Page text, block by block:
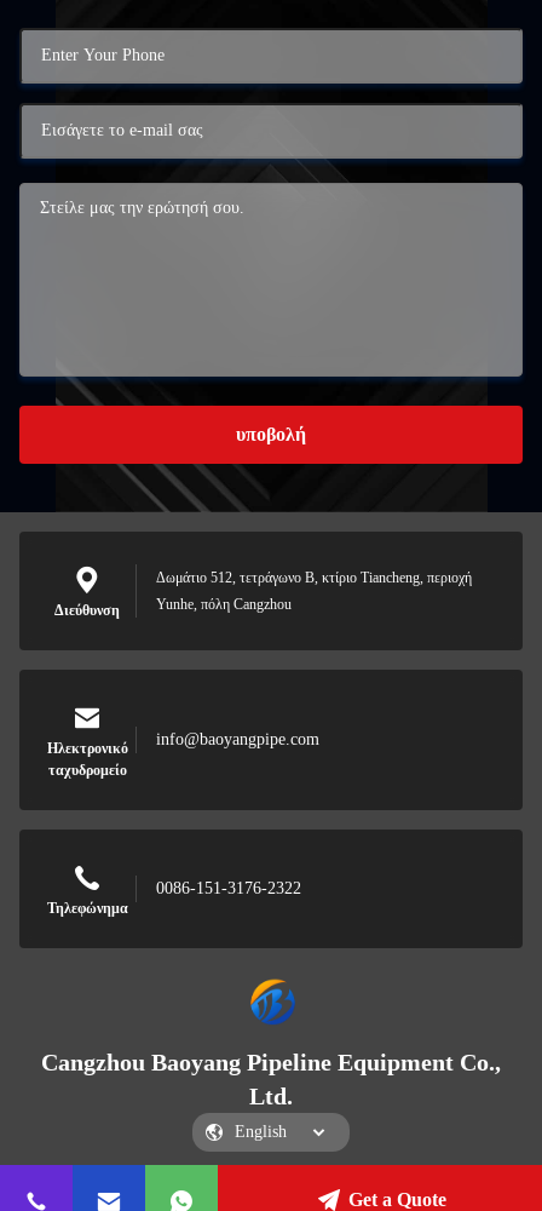
υποβολή
Διεύθυνση
Δωμάτιο 512, τετράγωνο Β, κτίριο Tiancheng, περιοχή
Yunhe, πόλη Cangzhou
Ηλεκτρονικό
ταχυδρομείο
info@baoyangpipe.com
Τηλεφώνημα
0086-151-3176-2322
Cangzhou Baoyang Pipeline Equipment Co.,
Ltd.
Cangzhou Baoyang Pipeline Equipment Co., Ltd.
Get a Quote